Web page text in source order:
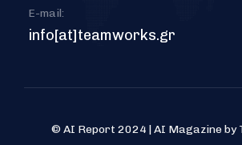
E-mail:
info[at]teamworks.gr
© AI Report 2024 | AI Magazine by